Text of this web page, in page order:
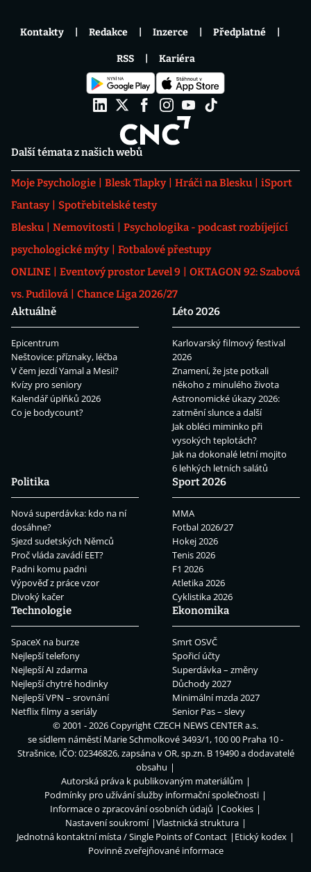
Další témata z našich webů
Moje Psychologie Blesk Tlapky Hráči na Blesku
iSport
Fantasy
Spotřebitelské testy
Blesku
Nemovitosti
Psychologika - podcast rozbíjející
psychologické mýty
Fotbalové přestupy
ONLINE
Eventový prostor Level 9
OKTAGON 92: Szabová
vs. Pudilová
Chance Liga 2026/27
Aktuálně
Epicentrum
Neštovice: příznaky, léčba
V čem jezdí Yamal a Mesii?
Kvízy pro seniory
Kalendář úplňků 2026
Co je bodycount?
Léto 2026
Karlovarský filmový festival
2026
Znamení, že jste potkali
někoho z minulého života
Astronomické úkazy 2026:
zatmění slunce a další
Jak obléci miminko při
vysokých teplotách?
Jak na dokonalé letní mojito
6 lehkých letních salátů
Politika
Nová superdávka: kdo na ní
dosáhne?
Sjezd sudetských Němců
Proč vláda zavádí EET?
Padni komu padni
Výpověď z práce vzor
Divoký kačer
Sport 2026
MMA
Fotbal 2026/27
Hokej 2026
Tenis 2026
F1 2026
Atletika 2026
Cyklistika 2026
Technologie
SpaceX na burze
Nejlepší telefony
Nejlepší AI zdarma
Nejlepší chytré hodinky
Nejlepší VPN – srovnání
Netflix filmy a seriály
Ekonomika
Smrt OSVČ
Spořicí účty
Superdávka – změny
Důchody 2027
Minimální mzda 2027
Senior Pas – slevy
Kontakty Redakce Inzerce Předplatné
RSS Kariéra
© 2001 - 2026 CopyrightCZECH NEWS CENTER a.s.
se sídlem náměstí Marie Schmolkové 3493/1, 100 00 Praha 10 -
Strašnice, IČO: 02346826, zapsána v OR, sp.zn. B 19490 a dodavatelé
obsahu
Autorská práva k publikovaným materiálům
Podmínky pro užívání služby informační společnosti
Informace o zpracování osobních údajů
Cookies
Nastavení soukromí
Vlastnická struktura
Jednotná kontaktní místa / Single Points of Contact
Etický kodex
Povinně zveřejňované informace